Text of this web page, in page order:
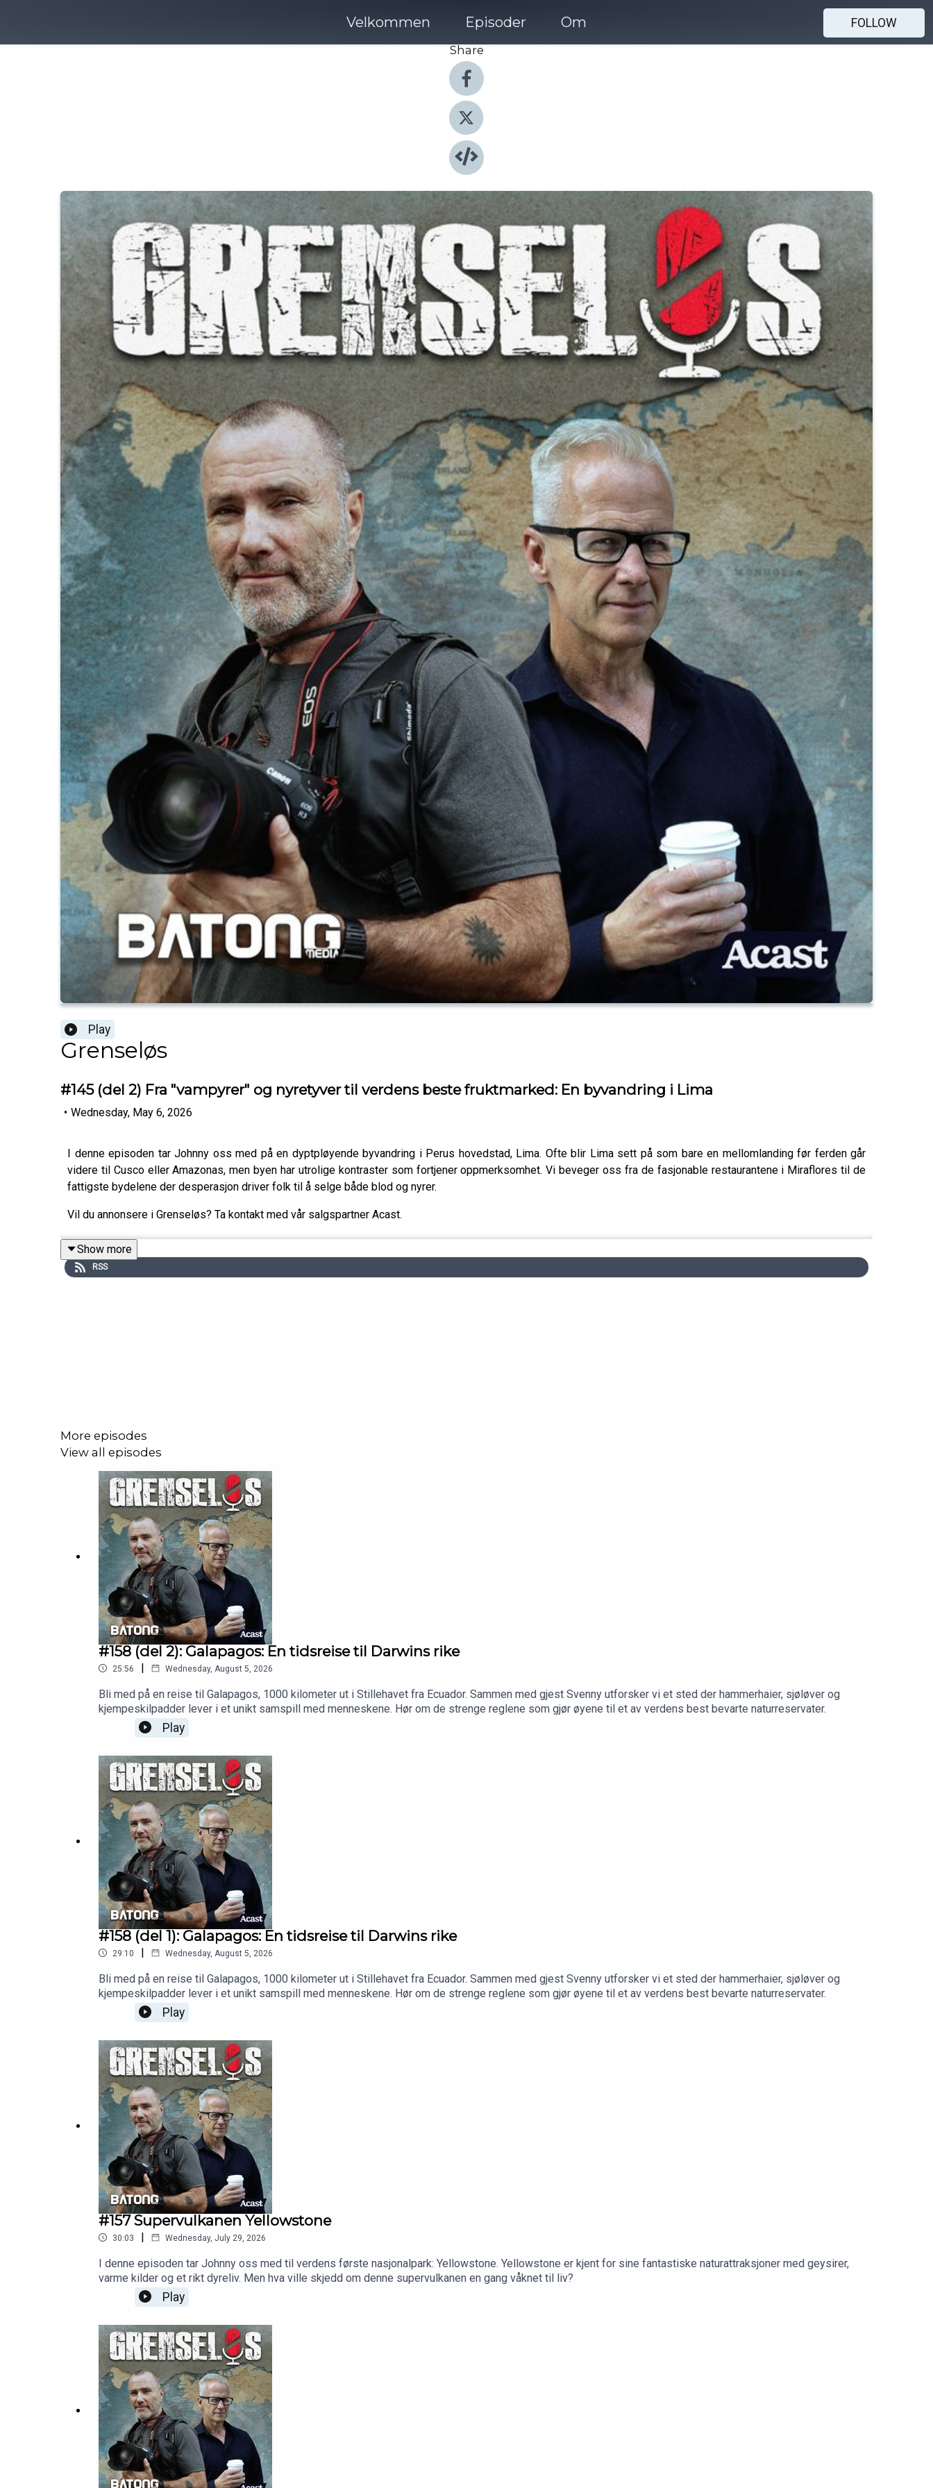
Velkommen Episoder Om
FOLLOW
Share
Play
Grenseløs
#145 (del 2) Fra "vampyrer" og nyretyver til verdens beste fruktmarked: En byvandring i Lima
• Wednesday, May 6, 2026
I denne episoden tar Johnny oss med på en dyptpløyende byvandring i Perus hovedstad, Lima. Ofte blir Lima sett på som bare en mellomlanding før ferden går
videre til Cusco eller Amazonas, men byen har utrolige kontraster som fortjener oppmerksomhet. Vi beveger oss fra de fasjonable restaurantene i Miraflores til de
fattigste bydelene der desperasjon driver folk til å selge både blod og nyrer.
Vil du annonsere i Grenseløs? Ta kontakt med vår salgspartner Acast.
Show more
RSS
More episodes
View all episodes
#158 (del 2): Galapagos: En tidsreise til Darwins rike
25:56 | Wednesday, August 5, 2026
Bli med på en reise til Galapagos, 1000 kilometer ut i Stillehavet fra Ecuador. Sammen med gjest Svenny utforsker vi et sted der hammerhaier, sjøløver og
kjempeskilpadder lever i et unikt samspill med menneskene. Hør om de strenge reglene som gjør øyene til et av verdens best bevarte naturreservater.
Play
#158 (del 1): Galapagos: En tidsreise til Darwins rike
29:10 | Wednesday, August 5, 2026
Bli med på en reise til Galapagos, 1000 kilometer ut i Stillehavet fra Ecuador. Sammen med gjest Svenny utforsker vi et sted der hammerhaier, sjøløver og
kjempeskilpadder lever i et unikt samspill med menneskene. Hør om de strenge reglene som gjør øyene til et av verdens best bevarte naturreservater.
Play
#157 Supervulkanen Yellowstone
30:03 | Wednesday, July 29, 2026
I denne episoden tar Johnny oss med til verdens første nasjonalpark: Yellowstone. Yellowstone er kjent for sine fantastiske naturattraksjoner med geysirer,
varme kilder og et rikt dyreliv. Men hva ville skjedd om denne supervulkanen en gang våknet til liv?
Play